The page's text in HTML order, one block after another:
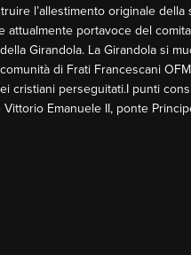
l’allestimento originale
attualmente portavoce del
Girandola. La Girandola si
di Frati Francescani
cristiani perseguitati.I punti
Emanuele II, ponte